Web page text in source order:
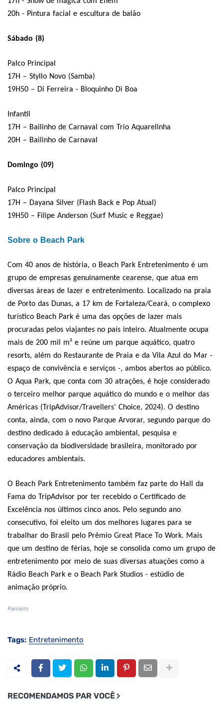
20h - Pintura facial e escultura de balão
Sábado (8)
Palco Principal
17H – Styllo Novo (Samba)
19H50 – Di Ferreira - Bloquinho Di Boa
Infantil
17H – Bailinho de Carnaval com Trio Aquarelinha
20H – Bailinho de Carnaval
Domingo (09)
Palco Principal
17H – Dayana Silver (Flash Back e Pop Atual)
19H50 – Filipe Anderson (Surf Music e Reggae)
Sobre o Beach Park
Com 40 anos de história, o Beach Park Entretenimento é um
grupo de empresas genuinamente cearense, que atua em
diversas áreas de lazer e entretenimento. Localizado na praia
de Porto das Dunas, a 17 km de Fortaleza/Ceará, o complexo
turístico Beach Park é uma das opções de lazer mais
procuradas pelos viajantes no país inteiro. Atualmente ocupa
mais de 200 mil m² e reúne um parque aquático, quatro
resorts, além do Restaurante de Praia e da Vila Azul do Mar -
espaço de convivência e serviços -, ambos abertos ao público.
O Aqua Park, que conta com 30 atrações, é hoje considerado
o terceiro melhor parque aquático do mundo e o melhor das
Américas (TripAdvisor/Travellers’ Choice, 2024). O destino
conta, ainda, com o novo Parque Arvorar, segundo parque do
destino dedicado à educação ambiental, pesquisa e
conservação da biodiversidade brasileira, monitorado por
educadores ambientais.
O Beach Park Entretenimento também faz parte do Hall da
Fama do TripAdvisor por ter recebido o Certificado de
Excelência nos últimos cinco anos. Pelo segundo ano
consecutivo, foi eleito um dos melhores lugares para se
trabalhar do Brasil pelo Prêmio Great Place To Work. Mais
que um destino de férias, hoje se consolida como um grupo de
entretenimento por meio de suas diversas atuações como a
Rádio Beach Park e o Beach Park Studios - estúdio de
animação próprio.
Parceiro
Tags: Entretenimento
RECOMENDAMOS PAR VOCÊ